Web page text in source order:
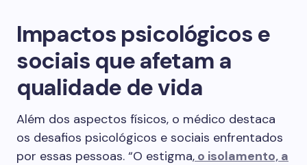
Impactos psicológicos e
sociais que afetam a
qualidade de vida
Além dos aspectos físicos, o médico destaca
os desafios psicológicos e sociais enfrentados
por essas pessoas. “O estigma, o isolamento, a